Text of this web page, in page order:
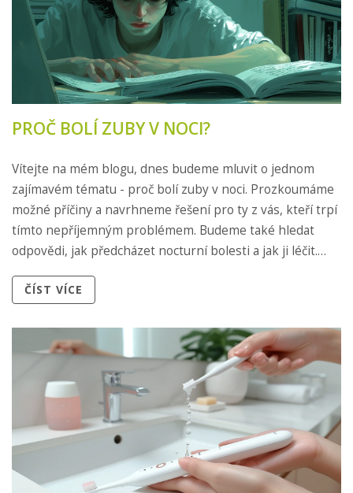
PROČ BOLÍ ZUBY V NOCI?
Vítejte na mém blogu, dnes budeme mluvit o jednom
zajímavém tématu - proč bolí zuby v noci. Prozkoumáme
možné příčiny a navrhneme řešení pro ty z vás, kteří trpí
tímto nepříjemným problémem. Budeme také hledat
odpovědi, jak předcházet nocturní bolesti a jak ji léčit.
pomohou zvýšit kvalitu vašeho spánku a snížit
ČÍST VÍCE